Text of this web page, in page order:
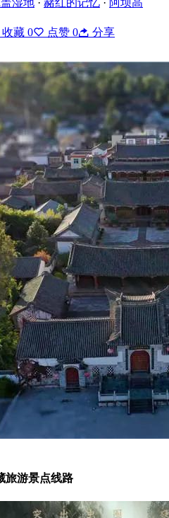
收藏 0 点赞 0 分享
旅游景点线路